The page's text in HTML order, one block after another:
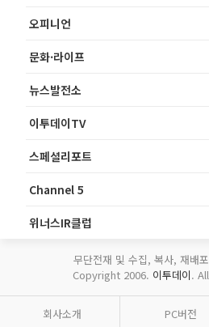
오피니언
문화·라이프
뉴스발전소
이투데이TV
스페셜리포트
Channel 5
위너스IR클럽
무단전재 및 수집, 복사, 재배
Copyright 2006. 이투데이.
회사소개 PC버전